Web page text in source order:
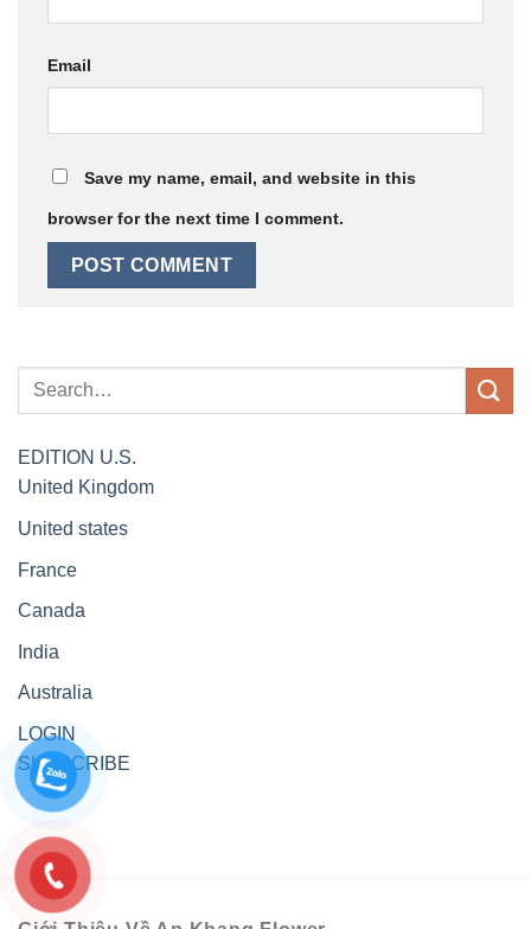
Email
Save my name, email, and website in this
browser for the next time I comment.
EDITION U.S.
United Kingdom
United states
France
Canada
India
Australia
LOGIN
SUBSCRIBE